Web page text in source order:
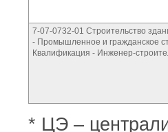
7-07-0732-01 Строительство
- Промышленное и гражданское
Квалификация - Инженер-
* ЦЭ –